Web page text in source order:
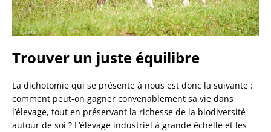
Trouver un juste équilibre
La dichotomie qui se présente à nous est donc la suivante :
comment peut-on gagner convenablement sa vie dans
l’élevage, tout en préservant la richesse de la biodiversité
autour de soi ? L’élevage industriel à grande échelle et les